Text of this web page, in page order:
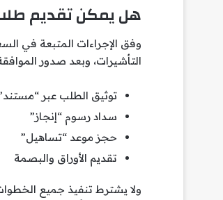
هل يمكن تقديم طلب
التأشيرات، وبعد صدور
توثيق الطلب عبر
سداد رسوم “إنجاز”
حجز موعد “تساهيل”
تقديم الأوراق والبصمة
ولا يشترط تنفيذ جميع